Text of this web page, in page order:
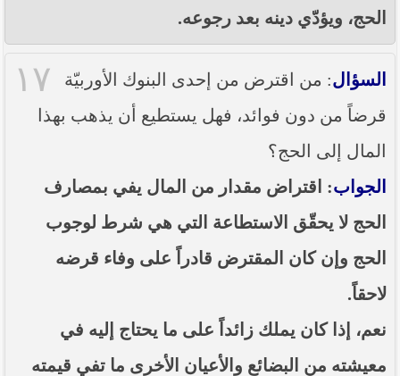
الحج، ويؤدّي دينه بعد رجوعه.
١٧ السؤال: من اقترض من إحدى البنوك الأوربيّة
قرضاً من دون فوائد، فهل يستطيع أن يذهب بهذا
المال إلى الحج؟
الجواب: اقتراض مقدار من المال يفي بمصارف
الحج لا يحقّق الاستطاعة التي هي شرط لوجوب
الحج وإن كان المقترض قادراً على وفاء قرضه
لاحقاً.
نعم، إذا كان يملك زائداً على ما يحتاج إليه في
معيشته من البضائع والأعيان الأخرى ما تفي قيمته